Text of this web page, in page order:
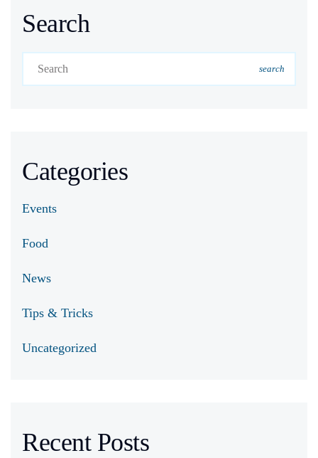
Search
search
Categories
Events
Food
News
Tips & Tricks
Uncategorized
Recent Posts